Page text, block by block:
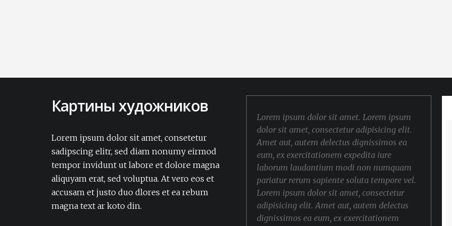
Картины художников
Lorem ipsum dolor sit amet, consetetur
sadipscing elitr, sed diam nonumy eirmod
tempor invidunt ut labore et dolore magna
aliquyam erat, sed voluptua. At vero eos et
accusam et justo duo dlores et ea rebum
magna text ar koto din.
Lorem ipsum dolor sit amet, consectetur
dignissimos ea eum, ex exercitationem
expedita iure laborum laudantium modi
non numquam pariatur rerum sapiente
soluta tempore vel.Lorem ipsum dolor sit
amet, consectetur adipisicing elit. Amet aut,
autem delectus dignissimos ea eum, ex
Lorem ipsum dolor sit amet. Lorem ipsum
dolor sit amet, consectetur adipisicing elit.
Amet aut, autem delectus dignissimos ea
eum, ex exercitationem expedita iure
laborum laudantium modi non numquam
pariatur rerum sapiente soluta tempore vel.
Lorem ipsum dolor sit amet, consectetur
adipisicing elit. Amet aut, autem delectus
dignissimos ea eum, ex exercitationem